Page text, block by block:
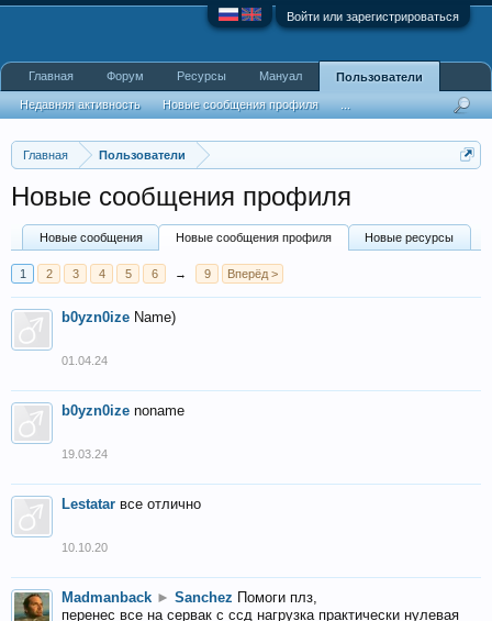
Войти или зарегистрироваться
Главная Пользователи
Новые сообщения профиля
Новые сообщения Новые сообщения профиля Новые ресурсы
1 2 3 4 5 6 → 9 Вперёд >
b0yzn0ize Name)
01.04.24
b0yzn0ize noname
19.03.24
Lestatar все отлично
10.10.20
Madmanback ► Sanchez Помоги плз,
перенес все на сервак с ссд нагрузка практически нулевая
Главная Форум Ресурсы Мануал Пользователи
Недавняя активность Новые сообщения профиля